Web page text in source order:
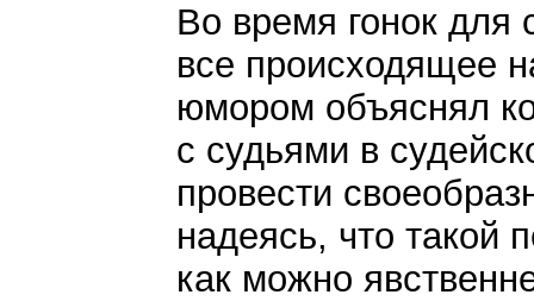
Во время гонок для
все происходящее
юмором объяснял
с судьями в
провести
надеясь, что такой
как можно